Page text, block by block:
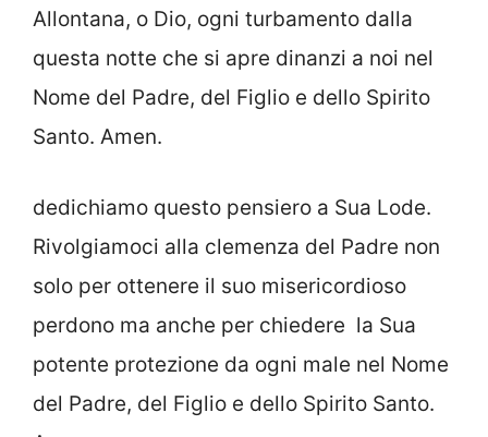
Allontana, o Dio, ogni turbamento dalla
questa notte che si apre dinanzi a noi nel
Nome del Padre, del Figlio e dello Spirito
Santo. Amen.
dedichiamo questo pensiero a Sua Lode.
Rivolgiamoci alla clemenza del Padre non
solo per ottenere il suo misericordioso
perdono ma anche per chiedere la Sua
potente protezione da ogni male nel Nome
del Padre, del Figlio e dello Spirito Santo.